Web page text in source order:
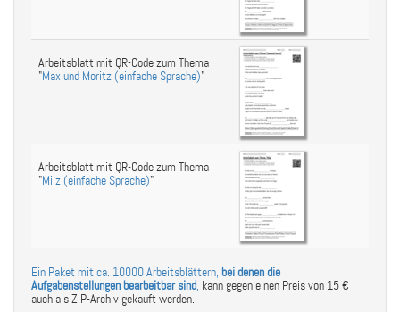
Arbeitsblatt mit QR-Code zum Thema
"Max und Moritz (einfache Sprache)"
Arbeitsblatt mit QR-Code zum Thema
"Milz (einfache Sprache)"
Ein Paket mit ca. 10000 Arbeitsblättern, bei denen die
Aufgabenstellungen bearbeitbar sind, kann gegen einen Preis von 15 €
auch als ZIP-Archiv gekauft werden.